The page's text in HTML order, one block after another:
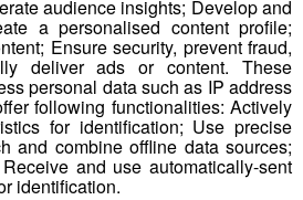
audience insights; Develop and
a personalised content profile;
Ensure security, prevent fraud,
deliver ads or content. These
personal data such as IP address
following functionalities: Actively
for identification; Use precise
and combine offline data sources;
and use automatically-sent
identification.